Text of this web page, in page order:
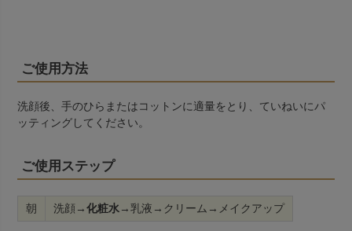
ご使用方法
洗顔後、手のひらまたはコットンに適量をとり、ていねいにパ
ッティングしてください。
ご使用ステップ
朝 洗顔→化粧水→乳液→クリーム→メイクアップ